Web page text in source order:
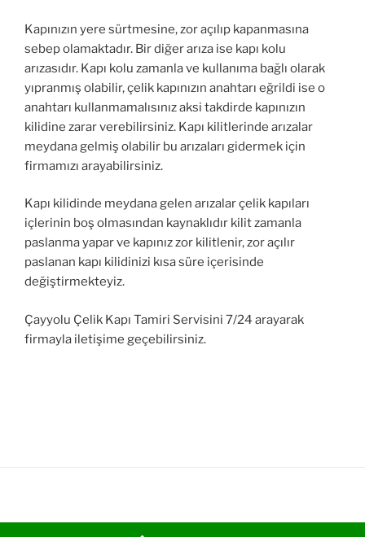
Kapınızın yere sürtmesine, zor açılıp kapanmasına
sebep olamaktadır. Bir diğer arıza ise kapı kolu
arızasıdır. Kapı kolu zamanla ve kullanıma bağlı olarak
yıpranmış olabilir, çelik kapınızın anahtarı eğrildi ise o
anahtarı kullanmamalısınız aksi takdirde kapınızın
kilidine zarar verebilirsiniz. Kapı kilitlerinde arızalar
meydana gelmiş olabilir bu arızaları gidermek için
firmamızı arayabilirsiniz.
Kapı kilidinde meydana gelen arızalar çelik kapıları
içlerinin boş olmasından kaynaklıdır kilit zamanla
paslanma yapar ve kapınız zor kilitlenir, zor açılır
paslanan kapı kilidinizi kısa süre içerisinde
değiştirmekteyiz.
Çayyolu Çelik Kapı Tamiri Servisini 7/24 arayarak
firmayla iletişime geçebilirsiniz.